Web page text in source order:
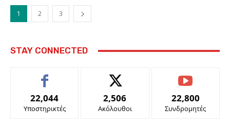
1 2 3
STAY CONNECTED
22,044
Υποστηρικτές
2,506
Ακόλουθοι
22,800
Συνδρομητές